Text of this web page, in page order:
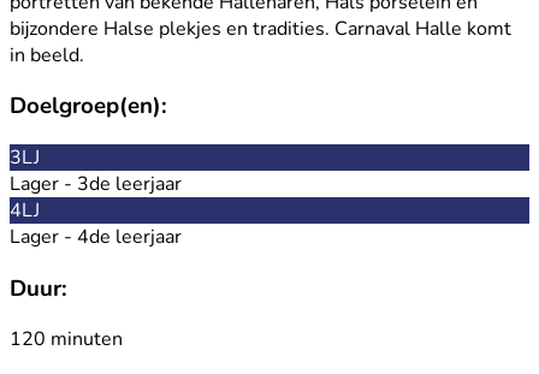
bijzondere Halse plekjes en tradities. Carnaval Halle komt
in beeld.
Doelgroep(en):
3LJ
Lager - 3de leerjaar
4LJ
Lager - 4de leerjaar
Duur:
120 minuten